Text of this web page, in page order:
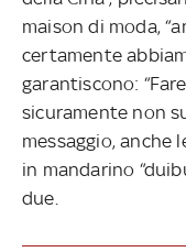
maison di moda,
certamente
garantiscono:
sicuramente non
messaggio, anche
in mandarino
due.